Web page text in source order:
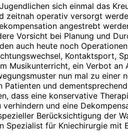
sich einmal das
zeitnah operativ versorgt
angestrebt
Vorsicht bei Planung und
auch heute noch
Kontaktsport,
Musikunterricht, ein Verbot
nun mal zu
und
dass eine konservative
und eine
Berücksichtigung der
für Kniechirurgie